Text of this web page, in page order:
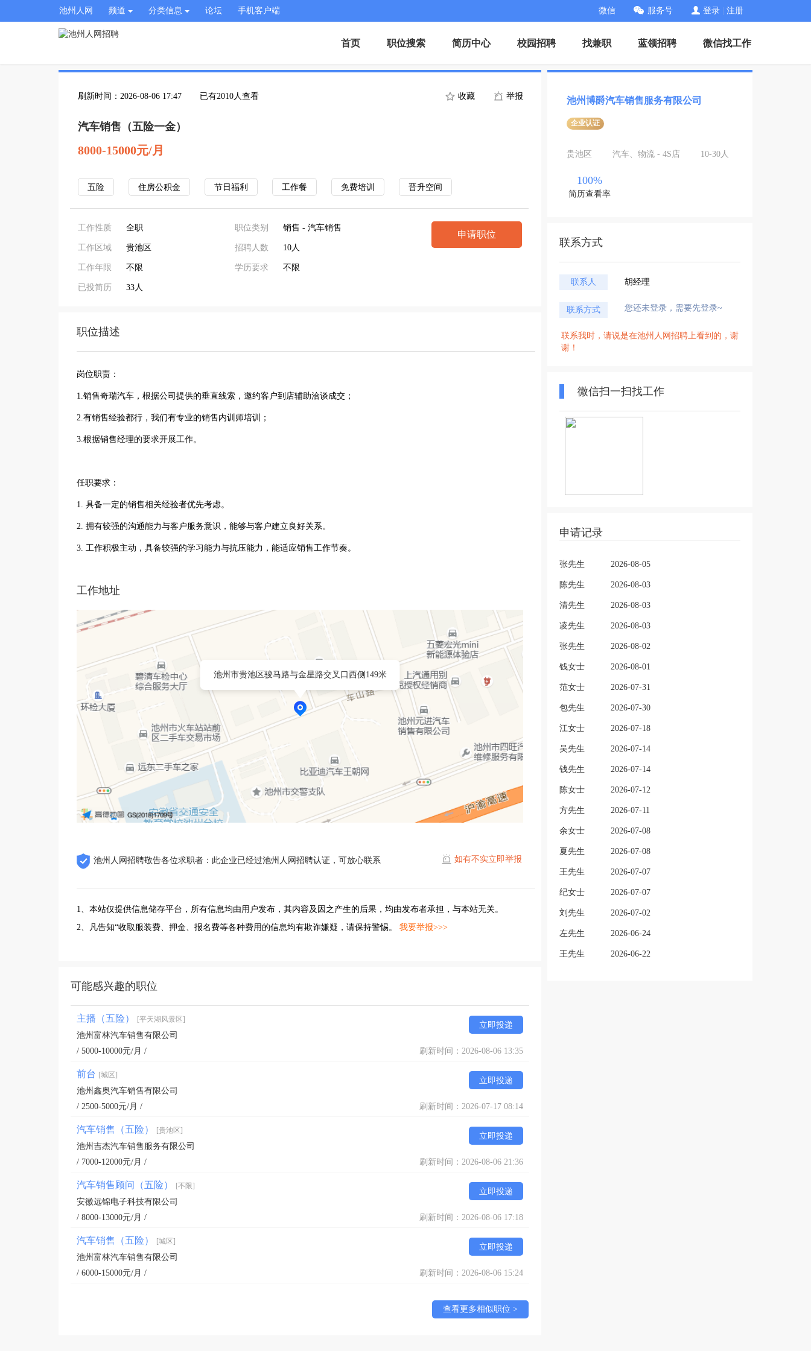
池州人网 频道 分类信息 论坛 手机客户端 微信 服务号 登录 注册
首页 职位搜索 简历中心 校园招聘 找兼职 蓝领招聘 微信找工作
刷新时间：2026-08-06 17:47 已有2010人查看 收藏 举报
汽车销售（五险一金）
8000-15000元/月
五险 住房公积金 节日福利 工作餐 免费培训 晋升空间
工作性质 全职
工作区域 贵池区
工作年限 不限
已投简历 33人
职位类别 销售 - 汽车销售
招聘人数 10人
学历要求 不限
申请职位
职位描述
岗位职责：
1.销售奇瑞汽车，根据公司提供的垂直线索，邀约客户到店辅助洽谈成交；
2.有销售经验都行，我们有专业的销售内训师培训；
3.根据销售经理的要求开展工作。
任职要求：
1. 具备一定的销售相关经验者优先考虑。
2. 拥有较强的沟通能力与客户服务意识，能够与客户建立良好关系。
3. 工作积极主动，具备较强的学习能力与抗压能力，能适应销售工作节奏。
工作地址
池州市贵池区骏马路与金星路交叉口西侧149米
池州人网招聘敬告各位求职者：此企业已经过池州人网招聘认证，可放心联系 如有不实立即举报
1、本站仅提供信息储存平台，所有信息均由用户发布，其内容及因之产生的后果，均由发布者承担，与本站无关。
2、凡告知“收取服装费、押金、报名费等各种费用的信息均有欺诈嫌疑，请保持警惕。 我要举报>>>
可能感兴趣的职位
主播（五险） [平天湖风景区]
立即投递
池州富林汽车销售有限公司
/ 5000-10000元/月 /
刷新时间：2026-08-06 13:35
前台 [城区]
立即投递
池州鑫奥汽车销售有限公司
/ 2500-5000元/月 /
刷新时间：2026-07-17 08:14
汽车销售（五险） [贵池区]
立即投递
池州吉杰汽车销售服务有限公司
/ 7000-12000元/月 /
刷新时间：2026-08-06 21:36
汽车销售顾问（五险） [不限]
立即投递
安徽远锦电子科技有限公司
/ 8000-13000元/月 /
刷新时间：2026-08-06 17:18
汽车销售（五险） [城区]
立即投递
池州富林汽车销售有限公司
/ 6000-15000元/月 /
刷新时间：2026-08-06 15:24
查看更多相似职位 >
池州博爵汽车销售服务有限公司
企业认证
贵池区 汽车、物流 - 4S店 10-30人
100%
简历查看率
联系方式
联系人 胡经理
联系方式 您还未登录，需要先登录~
联系我时，请说是在池州人网招聘上看到的，谢
谢！
微信扫一扫找工作
申请记录
张先生 2026-08-05
陈先生 2026-08-03
清先生 2026-08-03
凌先生 2026-08-03
张先生 2026-08-02
钱女士 2026-08-01
范女士 2026-07-31
包先生 2026-07-30
江女士 2026-07-18
吴先生 2026-07-14
钱先生 2026-07-14
陈女士 2026-07-12
方先生 2026-07-11
余女士 2026-07-08
夏先生 2026-07-08
王先生 2026-07-07
纪女士 2026-07-07
刘先生 2026-07-02
左先生 2026-06-24
王先生 2026-06-22